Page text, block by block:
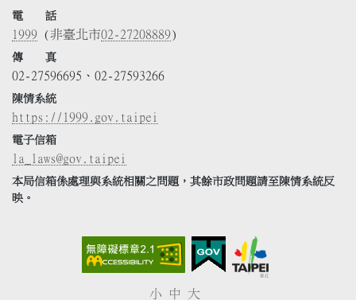
電 話
1999 (非臺北市02-27208889)
傳 真
02-27596695、02-27593266
陳情系統
https://1999.gov.taipei
電子信箱
la_laws@gov.taipei
本局信箱係處理與系統相關之問題，其餘市政問題請至陳情系統反
映。
小 中 大